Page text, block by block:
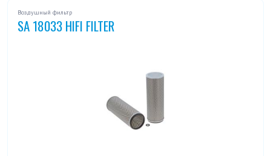
Воздушный фильтр
SA 18033 HIFI FILTER